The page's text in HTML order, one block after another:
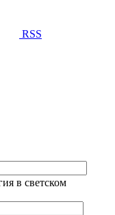
RSS
в светском